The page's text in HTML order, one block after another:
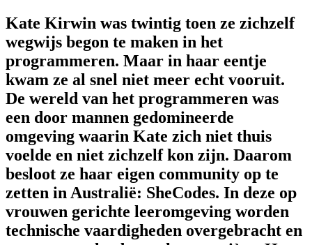
Kate Kirwin was twintig toen ze zichzelf
wegwijs begon te maken in het
programmeren. Maar in haar eentje
kwam ze al snel niet meer echt vooruit.
De wereld van het programmeren was
een door mannen gedomineerde
omgeving waarin Kate zich niet thuis
voelde en niet zichzelf kon zijn. Daarom
besloot ze haar eigen community op te
zetten in Australië: SheCodes. In deze op
vrouwen gerichte leeromgeving worden
technische vaardigheden overgebracht en